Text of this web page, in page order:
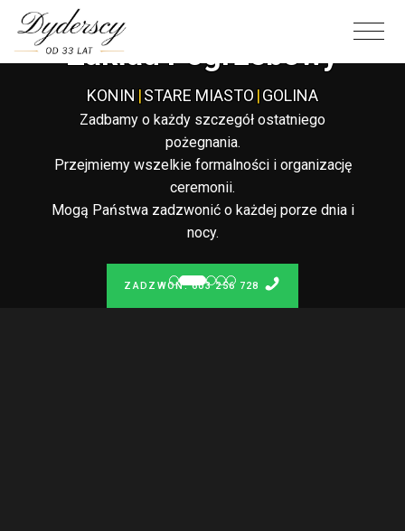
Całodobowy
Zakład Pogrzebowy
KONIN |STARE MIASTO |GOLINA
Zadbamy o każdy szczegół ostatniego
pożegnania.
Przejmiemy wszelkie formalności i organizację
ceremonii.
Mogą Państwa zadzwonić o każdej porze dnia i
nocy.
ZADZWOŃ: 603 256 728